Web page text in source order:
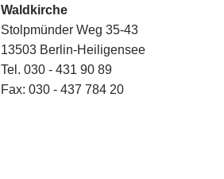
Waldkirche
Stolpmünder Weg 35-43
13503 Berlin-Heiligensee
Tel. 030 - 431 90 89
Fax: 030 - 437 784 20